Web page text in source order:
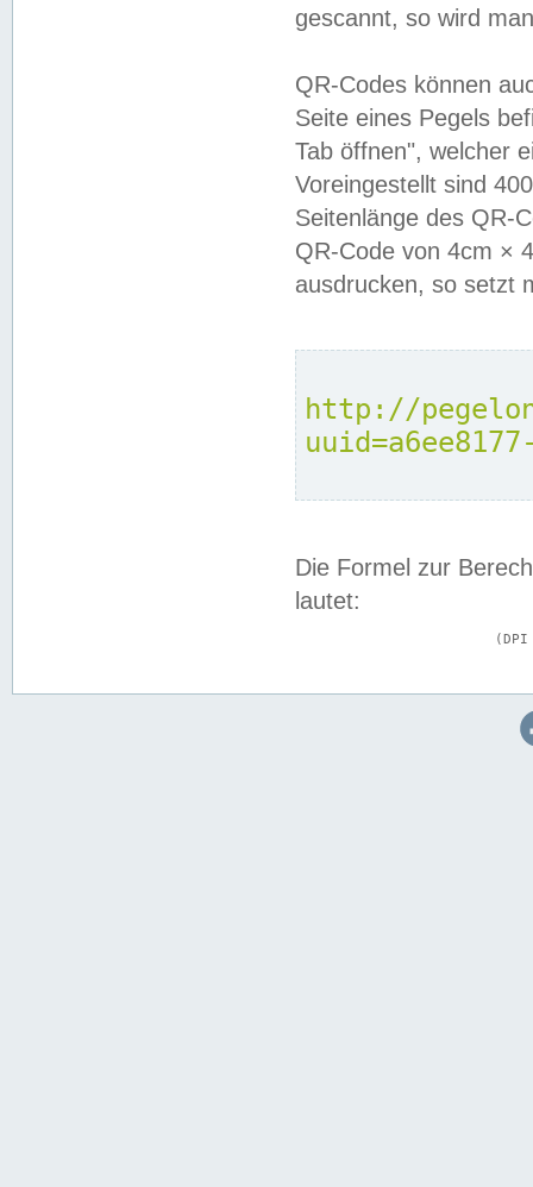
gescannt, so wird
QR-Codes können
Seite eines Pegels
Tab öffnen", welcher
Voreingestellt sind
Seitenlänge des QR-
QR-Code von 4cm ×
ausdrucken, so setzt
http://
Die Formel zur
lautet: